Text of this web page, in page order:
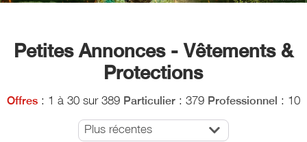
Petites Annonces - Vêtements &
Protections
Offres: 1 à 30 sur 389 Particulier: 379 Professionnel : 10
Plus récentes